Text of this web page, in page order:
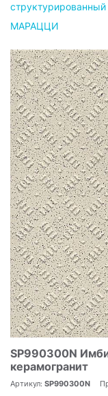
МАРАЦЦИ
SP990300N
керамогранит
Артикул: SP990300N